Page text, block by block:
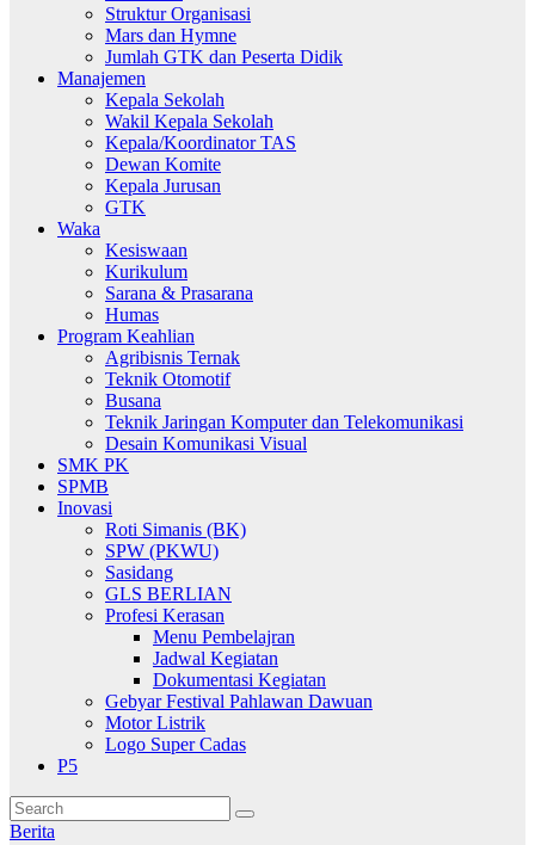
Struktur Organisasi
Mars dan Hymne
Jumlah GTK dan Peserta Didik
Manajemen
Kepala Sekolah
Wakil Kepala Sekolah
Kepala/Koordinator TAS
Dewan Komite
Kepala Jurusan
GTK
Waka
Kesiswaan
Kurikulum
Sarana & Prasarana
Humas
Program Keahlian
Agribisnis Ternak
Teknik Otomotif
Busana
Teknik Jaringan Komputer dan Telekomunikasi
Desain Komunikasi Visual
SMK PK
SPMB
Inovasi
Roti Simanis (BK)
SPW (PKWU)
Sasidang
GLS BERLIAN
Profesi Kerasan
Menu Pembelajran
Jadwal Kegiatan
Dokumentasi Kegiatan
Gebyar Festival Pahlawan Dawuan
Motor Listrik
Logo Super Cadas
P5
Berita